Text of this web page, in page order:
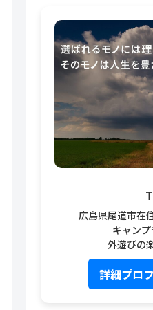
広島県尾道市在
キャンプ
外遊びの
詳細プロ